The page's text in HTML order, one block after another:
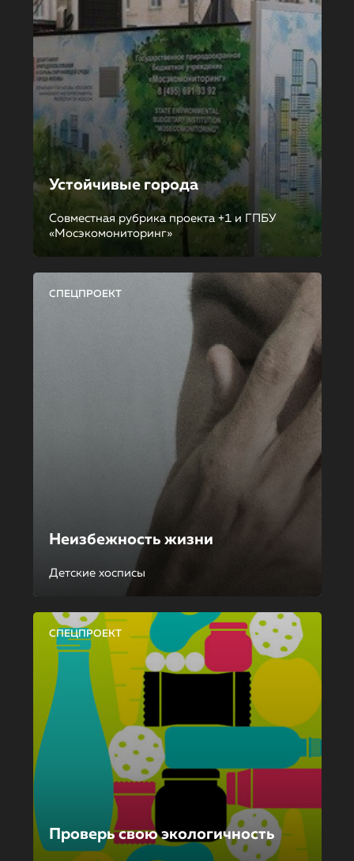
Устойчивые города
Совместная рубрика проекта +1 и ГПБУ
«Мосэкомониторинг»
СПЕЦПРОЕКТ
Неизбежность жизни
Детские хосписы
СПЕЦПРОЕКТ
Проверь свою экологичность